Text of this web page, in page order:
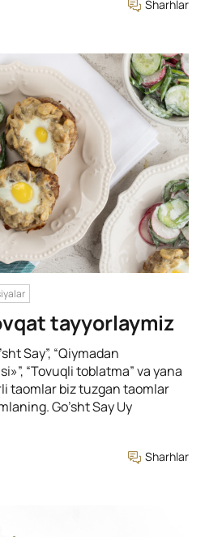
Sharhlar
tayyorlaymiz
Say”, “Qiymadan
“Tovuqli toblatma” va yana
taomlar biz tuzgan taomlar
Go’sht Say Uy
Sharhlar